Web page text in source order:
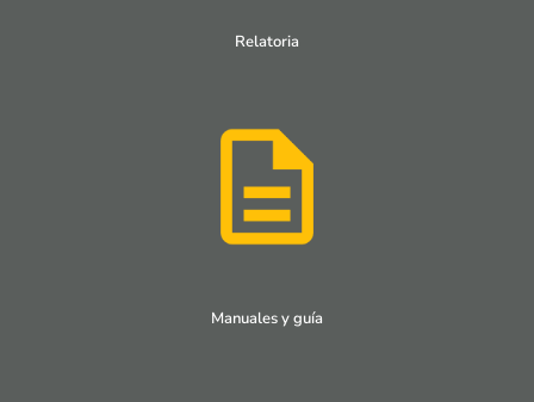
Relatoria
Manuales y guía